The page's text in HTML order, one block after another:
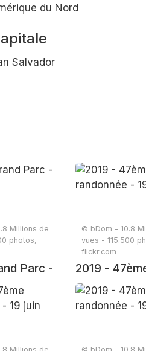
du Nord
Salvador
Millions de
photos,
Parc -
© bDom - 10.8
vues - 115.500
flickr.com
2019 -
randonnée -